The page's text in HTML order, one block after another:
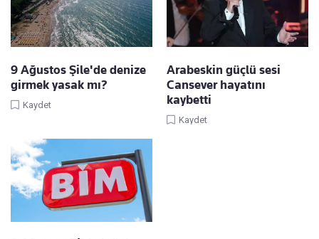
9 Ağustos Şile'de denize
girmek yasak mı?
Kaydet
Arabeskin güçlü sesi
Cansever hayatını
kaybetti
Kaydet